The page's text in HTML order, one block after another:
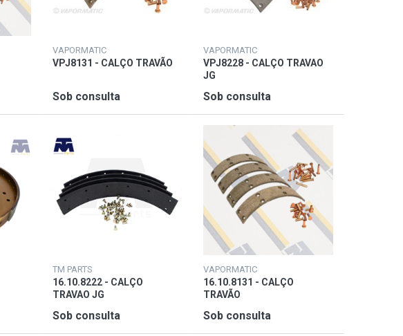
VAPORMATIC
VPJ8131 - CALÇO TRAVÃO
Sob consulta
VAPORMATIC
VPJ8228 - CALÇO TRAVAO
JG
Sob consulta
TM PARTS
16.10.8222 - CALÇO
TRAVAO JG
Sob consulta
VAPORMATIC
16.10.8131 - CALÇO
TRAVÃO
Sob consulta